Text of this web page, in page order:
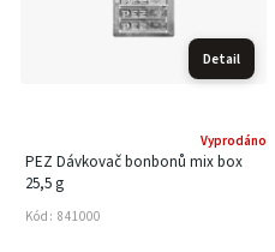
Detail
PEZ Dávkovač bonbonů mix box
25,5 g
Vyprodáno
Kód: 841000